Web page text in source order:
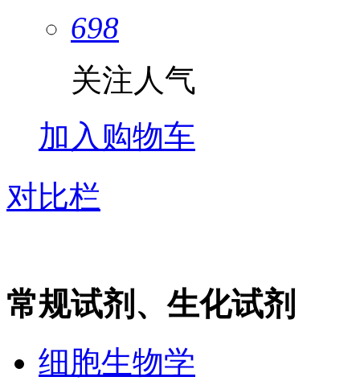
698
关注人气
加入购物车
对比栏
常规试剂、生化试剂
细胞生物学